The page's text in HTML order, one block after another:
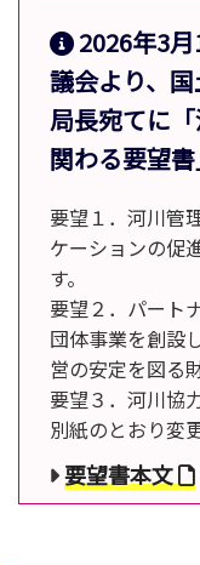
2026年3
議会より、
局長宛てに
関わる要望書
要望１．河川管
ケーションの促
す。
要望２．パート
団体事業を創設
営の安定を図る
要望３．河川協
別紙のとおり変
要望書本文